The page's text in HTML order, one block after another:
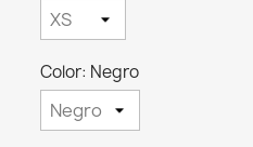
Color: Negro